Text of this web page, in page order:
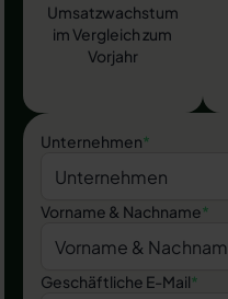
Umsatzwachstum
im Vergleich zum
Vorjahr
Unternehmen*
Vorname & Nachname*
Geschäftliche E-Mail*